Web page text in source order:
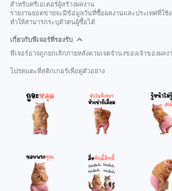
สำหรับครีเอเตอร์ผู้สร้างผลงาน
รายงานยอดขายจะมีข้อมูลวันที่ซื้อผลงานและประเทศที่ใ
ทำให้สามารถระบุตัวตนผู้ซื้อได้
เกี่ยวกับฟีเจอร์ที่รองรับ
ฟีเจอร์อาจถูกยกเลิกภายหลังตามเจตจำนงของเจ้าของผลง
โปรดแตะที่สติกเกอร์เพื่อดูตัวอย่าง